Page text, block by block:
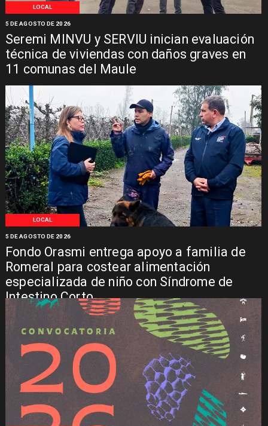
LOCAL
Seremi MINVU y SERVIU inician evaluación
técnica de viviendas con daños graves en
11 comunas del Maule
5 DE AGOSTO DE 2026
LOCAL
Fondo Orasmi entrega apoyo a familia de
Romeral para costear alimentación
especializada de niño con Síndrome de
Intestino Corto
5 DE AGOSTO DE 2026